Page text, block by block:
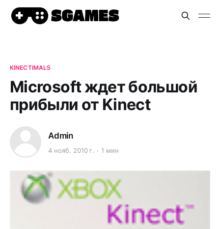
KINECTIMALS
Microsoft ждет большой
прибыли от Kinect
Admin
4 нояб. 2010 г. 1 мин